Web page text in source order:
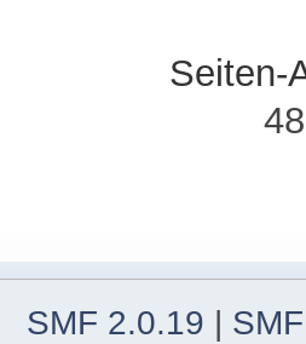
Seiten-
SMF 2.0.19 |